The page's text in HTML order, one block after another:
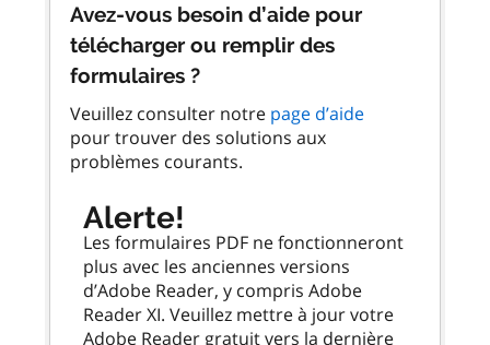
Avez-vous besoin d’aide pour
télécharger ou remplir des
formulaires ?
Veuillez consulter notre page d’aide
pour trouver des solutions aux
problèmes courants.
Alerte!
Les formulaires PDF ne fonctionneront
plus avec les anciennes versions
d’Adobe Reader, y compris Adobe
Reader XI. Veuillez mettre à jour votre
Adobe Reader gratuit vers la dernière